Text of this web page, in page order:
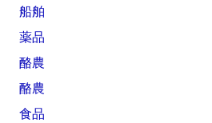
船舶
薬品
酪農
酪農
食品